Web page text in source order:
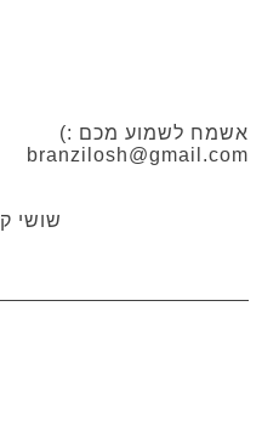
אשמח לשמוע מכם :)
branzilosh@gmail.com
שושי